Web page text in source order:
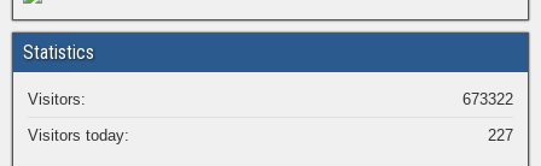
Statistics
673322
Visitors:
227
Visitors today: